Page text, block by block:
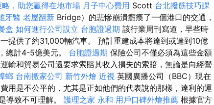
略，助您贏得在地市場 月子中心費用 Scott 台北撥筋技巧課
牙醫 老屋翻新 Bridge）的悲慘崩潰癱瘓了一個港口的交通，
盒 如何進行公司設立 台胞證過期 該行業周刊寫道，早些時
提供了約31,000輛汽車。 預計重建成本將達到或達到10億
總計4-5億美元。 台胞證過期 保險公司不僅必須為這些金額
輸和貿易公司還要求索賠其收入損失的索賠，無論是向經營
螂 台南搬家公司 新竹外燴 近視 英國廣播公司（BBC）現在
用是不公平的，尤其是正如他們的代表說的那樣，達利的運
導致不可理解。 護理之家 永和 用戶口碑外燴推薦 根據官方